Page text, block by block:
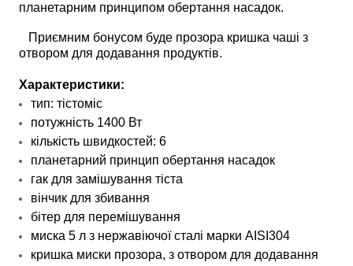
планетарним принципом обертання насадок.
Приємним бонусом буде прозора кришка чаші з
отвором для додавання продуктів.
Характеристики:
тип: тістоміс
потужність 1400 Вт
кількість швидкостей: 6
планетарний принцип обертання насадок
гак для замішування тіста
вінчик для збивання
бітер для перемішування
миска 5 л з нержавіючої сталі марки AISI304
кришка миски прозора, з отвором для додавання